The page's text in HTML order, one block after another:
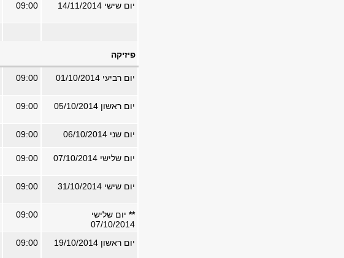
יום שישי 14/11/2014 09:00
פיזיקה
יום רביעי 01/10/2014 09:00
יום ראשון 05/10/2014 09:00
יום שני 06/10/2014 09:00
יום שלישי 07/10/2014 09:00
יום שישי 31/10/2014 09:00
** יום שלישי
07/10/2014
09:00
יום ראשון 19/10/2014 09:00